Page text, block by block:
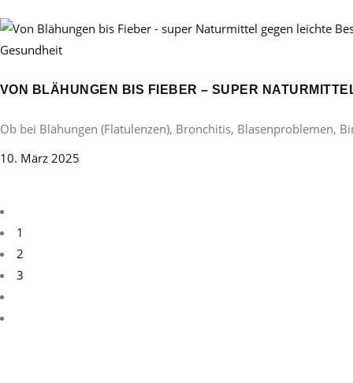
Gesundheit
VON BLÄHUNGEN BIS FIEBER – SUPER
Ob bei Blähungen (Flatulenzen), Bronchitis, Blasenproblemen,
10. März 2025
1
2
3